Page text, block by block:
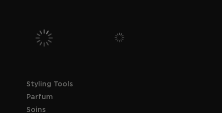
Styling Tools
Parfum
Soins